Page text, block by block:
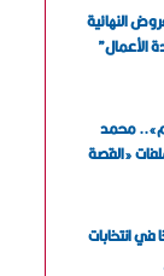
النهائية
الأعمال”
محمد
«القصة
39 مرشحًا في انتخابات